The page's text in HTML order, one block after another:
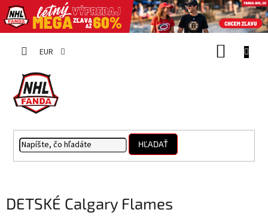
EUR
HĽADAŤ
DETSKÉ Calgary Flames